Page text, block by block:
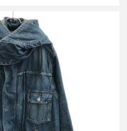
ィッシュテイル デニムモッズ コー
額22,000円